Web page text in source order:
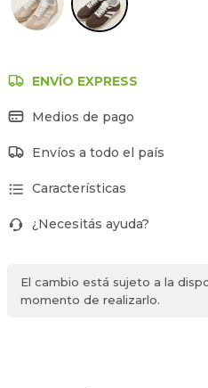
ENVÍO EXPRESS
Medios de pago
Envíos a todo el país
Características
¿Necesitás ayuda?
El cambio está sujeto a la
momento de realizarlo.